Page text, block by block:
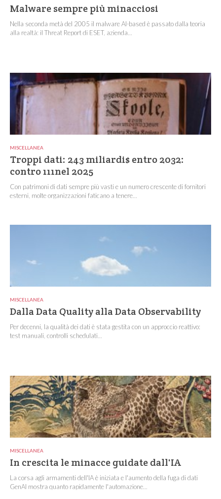
Malware sempre più minacciosi
Nella seconda metà del 2005 il malware AI-based è passato dalla teoria
alla realtà: il Threat Report di ESET, azienda...
MISCELLANEA
Troppi dati: 243 miliardi$ entro 2032:
contro 111nel 2025
Con patrimoni di dati sempre più vasti e un numero crescente di fornitori
esterni, molte organizzazioni faticano a tenere...
MISCELLANEA
Dalla Data Quality alla Data Observability
Per decenni, la qualità dei dati è stata gestita con un approccio reattivo:
test manuali, controlli schedulati...
MISCELLANEA
In crescita le minacce guidate dall'IA
La corsa agli armamenti dell'IA è iniziata e l'aumento della fuga di dati
GenAI mostra quanto rapidamente l'automazione...